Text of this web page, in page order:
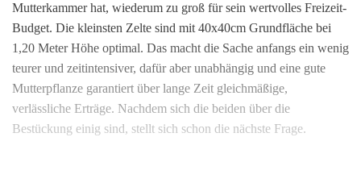
Mutterkammer hat, wiederum zu groß für sein wertvolles Freizeit-
Budget. Die kleinsten Zelte sind mit 40x40cm Grundfläche bei
1,20 Meter Höhe optimal. Das macht die Sache anfangs ein wenig
teurer und zeitintensiver, dafür aber unabhängig und eine gute
Mutterpflanze garantiert über lange Zeit gleichmäßige,
verlässliche Erträge. Nachdem sich die beiden über die
Bestückung einig sind, stellt sich schon die nächste Frage.